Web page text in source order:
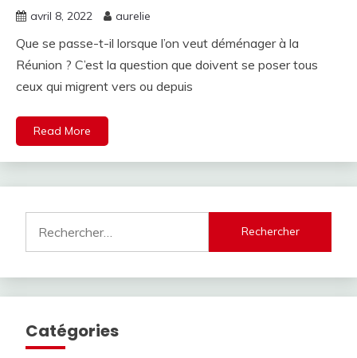
avril 8, 2022 aurelie
Que se passe-t-il lorsque l’on veut déménager à la
Réunion ? C’est la question que doivent se poser tous
ceux qui migrent vers ou depuis
Read More
Catégories